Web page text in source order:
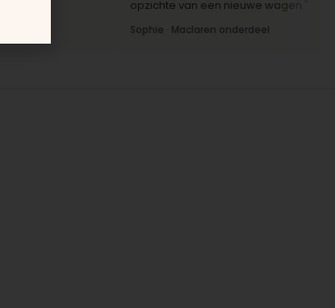
opzichte van een nieuwe wagen."
Sophie · Maclaren onderdeel